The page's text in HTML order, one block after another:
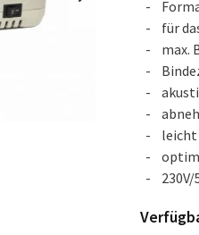
für
max.
leicht
230V/